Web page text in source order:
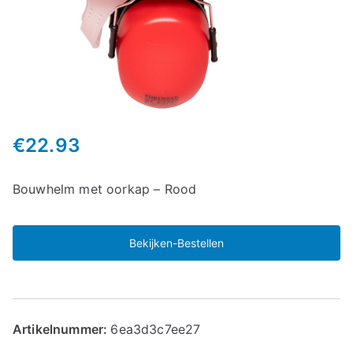
€22.93
Bouwhelm met oorkap – Rood
Bekijken-Bestellen
Artikelnummer: 6ea3d3c7ee27